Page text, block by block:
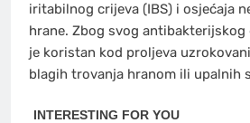
iritabilnog crijeva (IBS) i osjećaja
hrane. Zbog svog antibakterijskog
je koristan kod proljeva
blagih trovanja hranom ili upalnih